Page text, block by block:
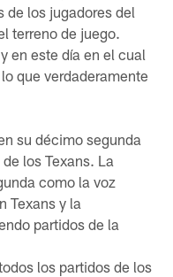
de los jugadores del
terreno de juego.
en este día en el cual
que verdaderamente
su décimo segunda
los Texans. La
como la voz
Texans y la
partidos de la
los partidos de los